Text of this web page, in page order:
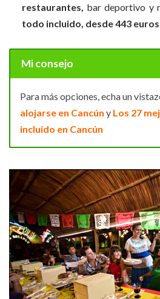
restaurantes, bar deportivo y
todo incluido, desde 443
Mi consejo
Para más opciones, echa un
alojarse en Cancún y Los 27
incluido en Cancún